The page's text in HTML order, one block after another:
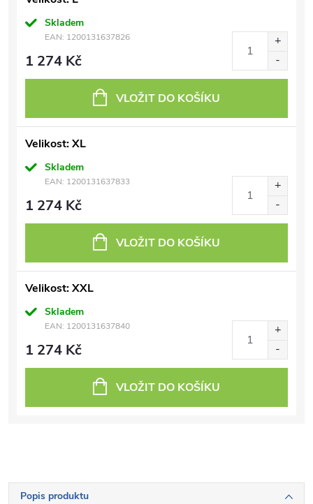
Skladem
EAN: 1200131637826
1 274 Kč
VLOŽIT DO KOŠÍKU
Velikost: XL
Skladem
EAN: 1200131637833
1 274 Kč
VLOŽIT DO KOŠÍKU
Velikost: XXL
Skladem
EAN: 1200131637840
1 274 Kč
VLOŽIT DO KOŠÍKU
Popis produktu